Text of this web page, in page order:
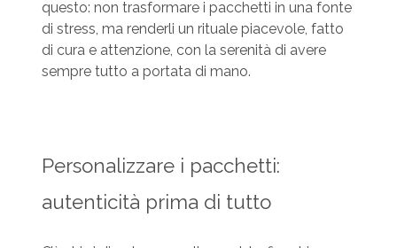
questo: non trasformare i pacchetti in una fonte
di stress, ma renderli un rituale piacevole, fatto
di cura e attenzione, con la serenità di avere
sempre tutto a portata di mano.
Personalizzare i pacchetti:
autenticità prima di tutto